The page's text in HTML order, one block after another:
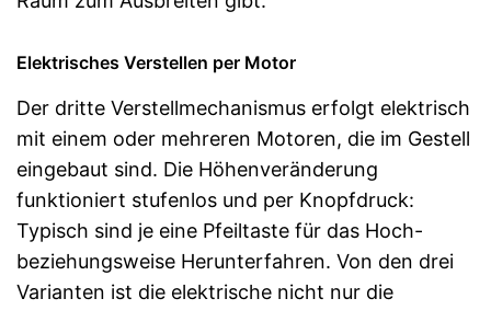
Elektrisches Verstellen per Motor
Der dritte Verstellmechanismus erfolgt elektrisch
mit einem oder mehreren Motoren, die im Gestell
eingebaut sind. Die Höhenveränderung
funktioniert stufenlos und per Knopfdruck:
Typisch sind je eine Pfeiltaste für das Hoch-
beziehungsweise Herunterfahren. Von den drei
Varianten ist die elektrische nicht nur die